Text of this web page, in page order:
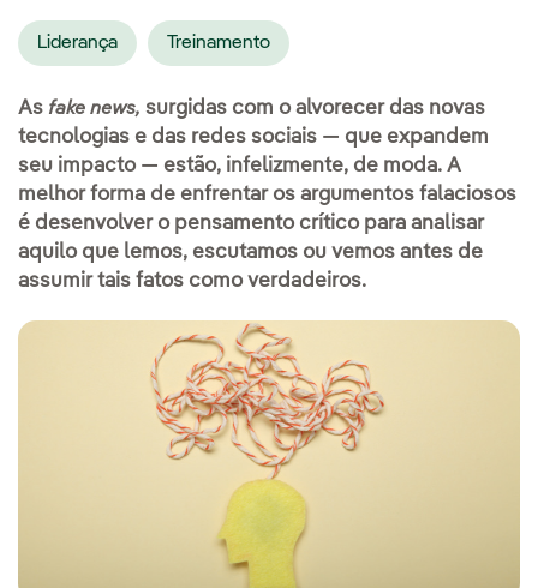
Liderança Treinamento
As fake news, surgidas com o alvorecer das novas
tecnologias e das redes sociais — que expandem
seu impacto — estão, infelizmente, de moda. A
melhor forma de enfrentar os argumentos falaciosos
é desenvolver o pensamento crítico para analisar
aquilo que lemos, escutamos ou vemos antes de
assumir tais fatos como verdadeiros.